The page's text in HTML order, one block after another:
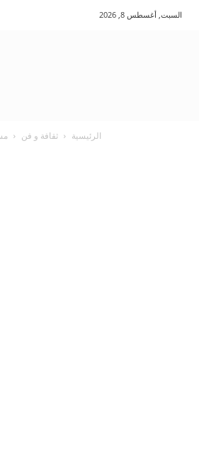
السبت, أغسطس 8, 2026
الرئيسية ثقافة و فن